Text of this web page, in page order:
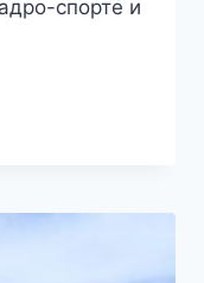
спорте и